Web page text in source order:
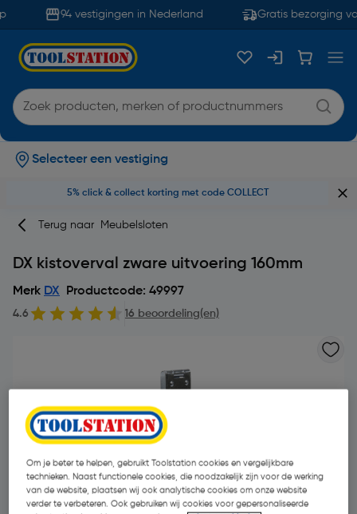
94 vestigingen in Nederland Gratis bezorging
Selecteer een vestiging
5% click & collect korting met code COLLECT
Terug naar Meubelsloten
DX kistoverval zware uitvoering 160mm
Merk DX Productcode: 49997
4.6 16 beoordeling(en)
- 30 %
Om je beter te helpen, gebruikt Toolstation cookies en vergelijkbare
technieken. Naast functionele cookies, die noodzakelijk zijn voor de werking
van de website, plaatsen wij ook analytische cookies om onze website
verder te verbeteren. Ook gebruiken wij cookies voor gepersonaliseerde